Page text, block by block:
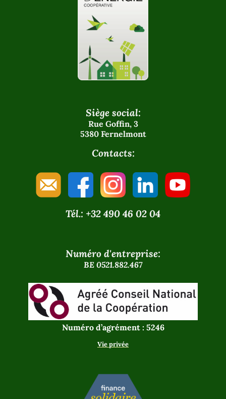
Siège social:
Rue Goffin, 3
5380 Fernelmont
Contacts:
Tél.: +32 490 46 02 04
Numéro d'entreprise:
BE 0521.882.467
Numéro d’agrément : 5246
Vie privée